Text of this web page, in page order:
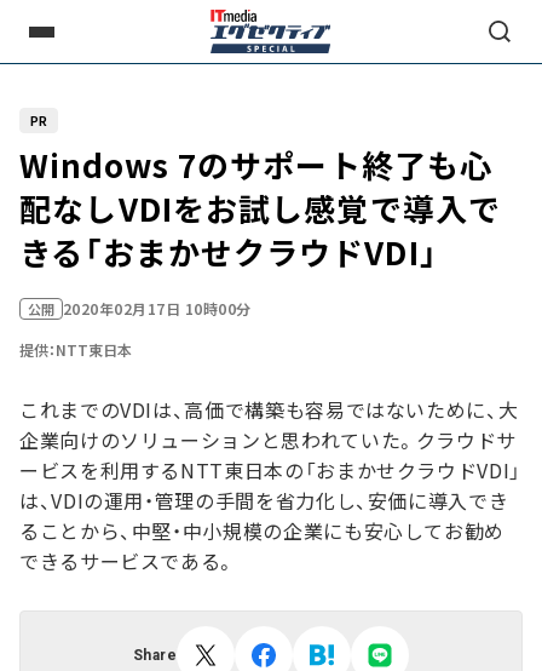
PR
Windows 7のサポート終了も心
配なし――VDIをお試し感覚で導入で
きる「おまかせクラウドVDI」
公開 2020年02月17日 10時00分
提供：NTT東日本
これまでのVDIは、高価で構築も容易ではないために、大
企業向けのソリューションと思われていた。クラウドサ
ービスを利用するNTT東日本の「おまかせクラウドVDI」
は、VDIの運用・管理の手間を省力化し、安価に導入でき
ることから、中堅・中小規模の企業にも安心してお勧め
できるサービスである。
Share